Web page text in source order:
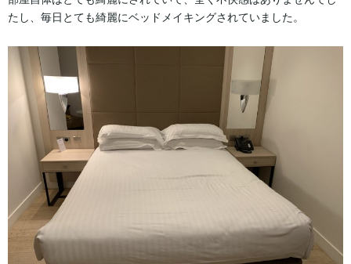
たし、毎日とても綺麗にベッドメイキングされていました。